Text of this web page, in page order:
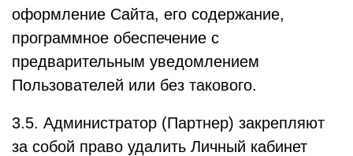
оформление Сайта, его содержание,
программное обеспечение с
предварительным уведомлением
Пользователей или без такового.
3.5. Администратор (Партнер) закрепляют
за собой право удалить Личный кабинет